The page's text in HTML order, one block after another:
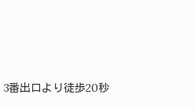
番出口より徒歩20秒